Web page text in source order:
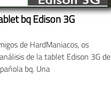
bq Edison 3G
de HardManiacos, os
de la tablet Edison 3G de
bq. Una